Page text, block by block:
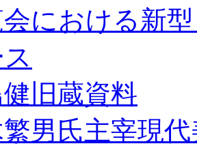
会における新
旧蔵資料
男氏主宰現